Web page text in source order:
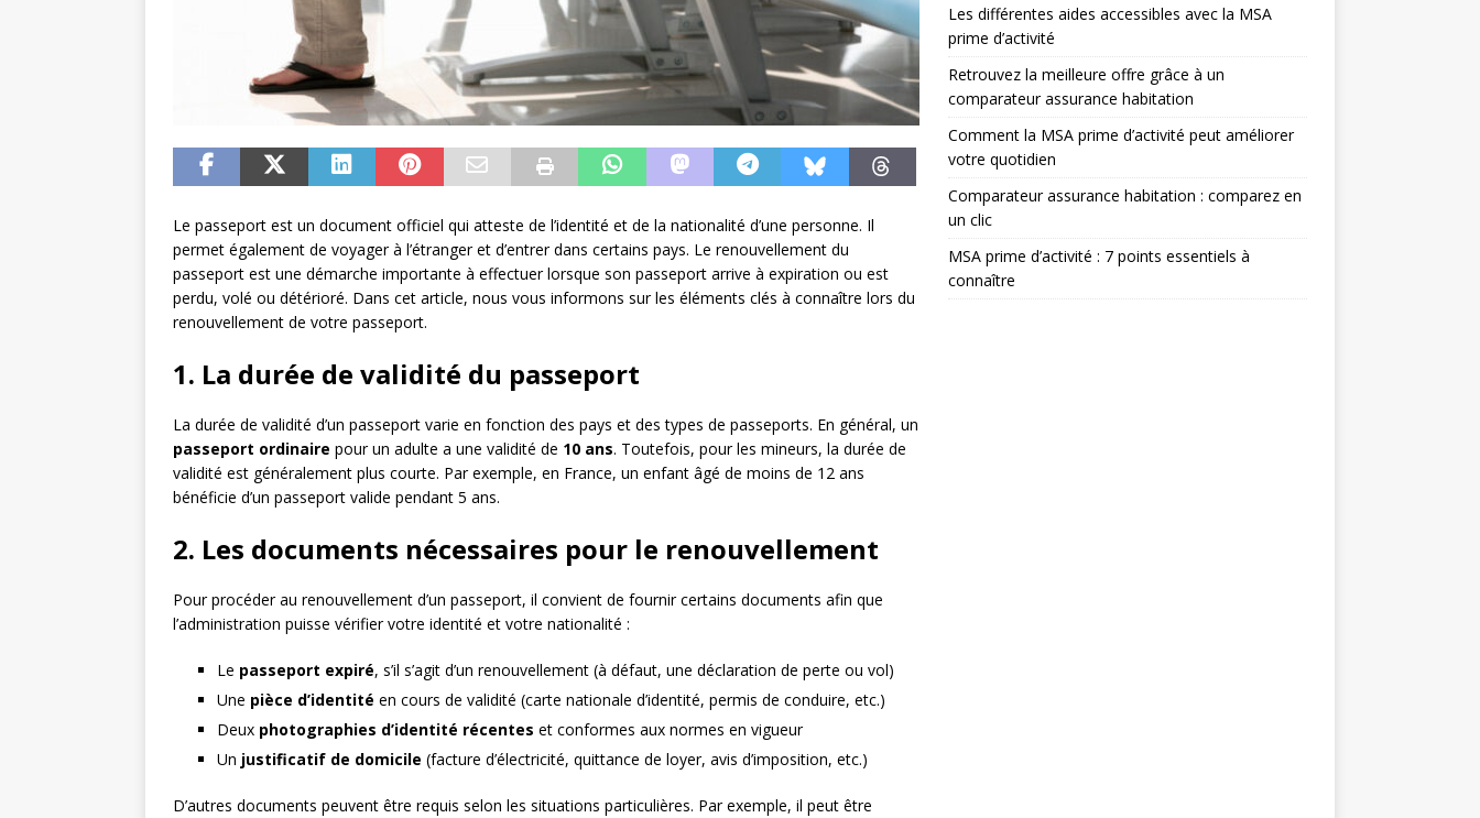
Le passeport est un document officiel qui atteste de l’identité et de la nationalité d’une personne. Il
permet également de voyager à l’étranger et d’entrer dans certains pays. Le renouvellement du
passeport est une démarche importante à effectuer lorsque son passeport arrive à expiration ou est
perdu, volé ou détérioré. Dans cet article, nous vous informons sur les éléments clés à connaître lors du
renouvellement de votre passeport.
1. La durée de validité du passeport
La durée de validité d’un passeport varie en fonction des pays et des types de passeports. En général, un
passeport ordinaire pour un adulte a une validité de 10 ans. Toutefois, pour les mineurs, la durée de
validité est généralement plus courte. Par exemple, en France, un enfant âgé de moins de 12 ans
bénéficie d’un passeport valide pendant 5 ans.
2. Les documents nécessaires pour le renouvellement
Pour procéder au renouvellement d’un passeport, il convient de fournir certains documents afin que
l’administration puisse vérifier votre identité et votre nationalité :
Le passeport expiré, s’il s’agit d’un renouvellement (à défaut, une déclaration de perte ou vol)
Une pièce d’identité en cours de validité (carte nationale d’identité, permis de conduire, etc.)
Deux photographies d’identité récentes et conformes aux normes en vigueur
Un justificatif de domicile (facture d’électricité, quittance de loyer, avis d’imposition, etc.)
D’autres documents peuvent être requis selon les situations particulières. Par exemple, il peut être
Les différentes aides accessibles avec la MSA
prime d’activité
Retrouvez la meilleure offre grâce à un
comparateur assurance habitation
Comment la MSA prime d’activité peut améliorer
votre quotidien
Comparateur assurance habitation : comparez en
un clic
MSA prime d’activité : 7 points essentiels à
connaître